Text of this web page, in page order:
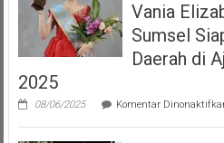
Vania
Sumsel
Daerah di
2025
08/06/2025 Komentar